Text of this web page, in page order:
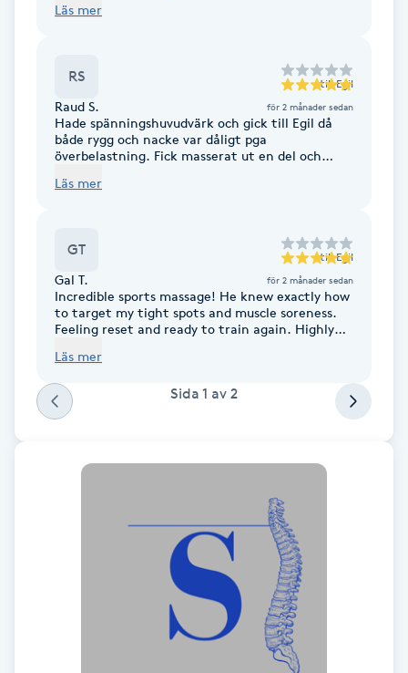
Huduppstramning
Hudvård
Hyaluronsyra
Hårborttagning
Hårbottenbehandling
ställe och skulle verkligen rekommendera det.
Läs mer
RS till Egil
Raud S. för 2 månader sedan
Hade spänningshuvudvärk och gick till Egil då
både rygg och nacke var dåligt pga
överbelastning. Fick masserat ut en del och
Läs mer
GT till Egil
Gal T. för 2 månader sedan
Incredible sports massage! He knew exactly how
to target my tight spots and muscle soreness.
Feeling reset and ready to train again. Highly
Läs mer
Sida 1 av 2